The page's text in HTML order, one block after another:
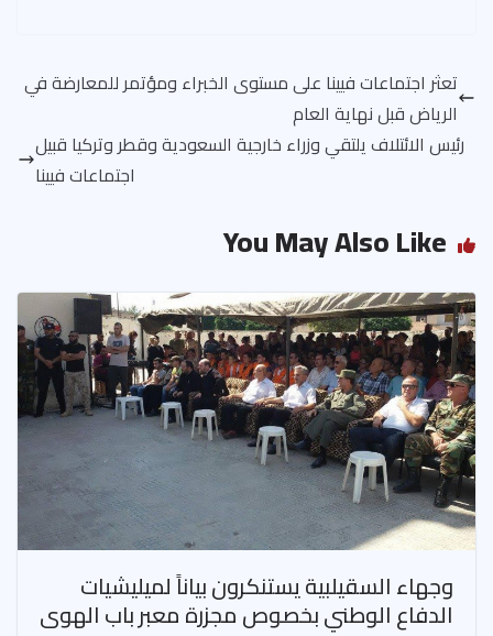
تعثر اجتماعات فيينا على مستوى الخبراء ومؤتمر للمعارضة في
الرياض قبل نهاية العام
رئيس الائتلاف يلتقي وزراء خارجية السعودية وقطر وتركيا قبيل
اجتماعات فيينا
You May Also Like
وجهاء السقيلبية يستنكرون بياناً لميليشيات
الدفاع الوطني بخصوص مجزرة معبر باب الهوى